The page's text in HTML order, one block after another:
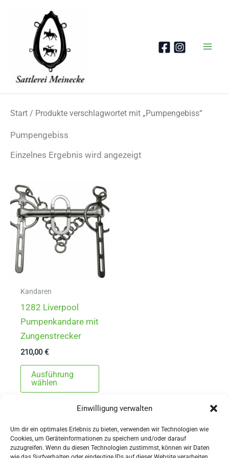
Einwilligung verwalten
Um dir ein optimales Erlebnis zu bieten, verwenden wir Technologien wie
Cookies, um Geräteinformationen zu speichern und/oder darauf
zuzugreifen. Wenn du diesen Technologien zustimmst, können wir Daten
Start / Produkte verschlagwortet mit „Pumpengebiss“
Pumpengebiss
Einzelnes Ergebnis wird angezeigt
Kandaren
1282 Liverpool
Pumpenkandare mit
Zungenstrecker
210,00€
Ausführung
wählen
Dieses
mehrere
Varianten
auf.
Die